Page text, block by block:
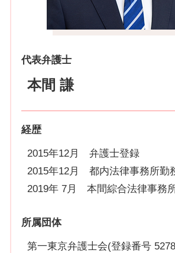
代表弁護士
本間 謙
経歴
2015年12月 弁護士登録
2015年12月 都内法律事務所勤
2019年 7月 本間綜合法律事務
所属団体
第一東京弁護士会(登録番号